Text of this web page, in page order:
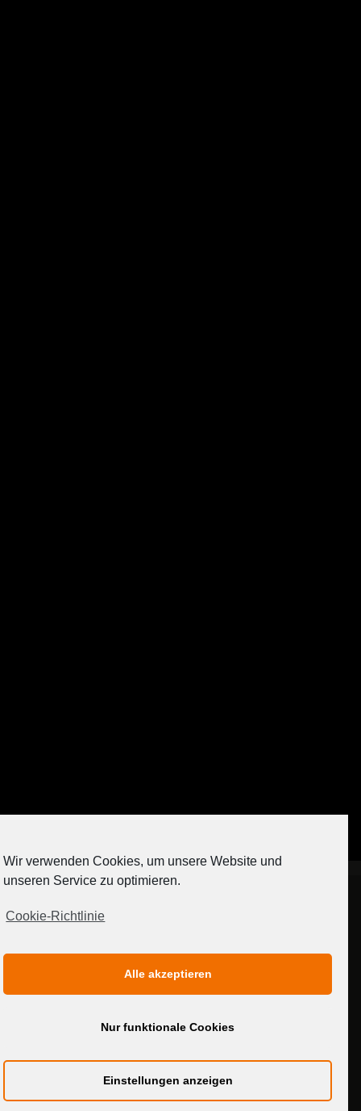
[contact-form-7 404 "Nicht gefunden"]
MEDIADATEN
Wir verwenden Cookies, um unsere Website und
unseren Service zu optimieren.
Cookie-Richtlinie
Alle akzeptieren
Nur funktionale Cookies
Einstellungen anzeigen